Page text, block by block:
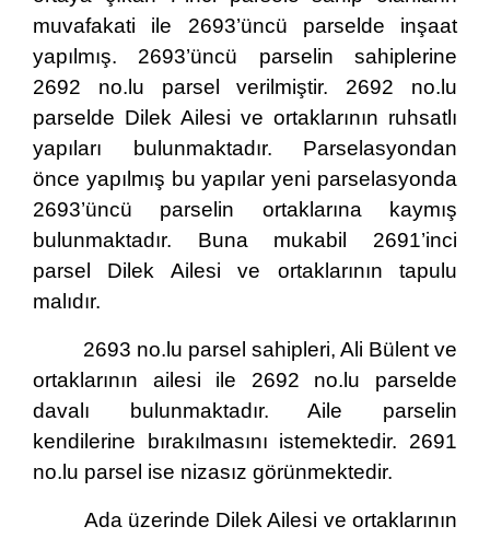
muvafakati ile 2693’üncü parselde inşaat
yapılmış. 2693’üncü parselin sahiplerine
2692 no.lu parsel verilmiştir. 2692 no.lu
parselde Dilek Ailesi ve ortaklarının ruhsatlı
yapıları bulunmaktadır. Parselasyondan
önce yapılmış bu yapılar yeni parselasyonda
2693’üncü parselin ortaklarına kaymış
bulunmaktadır. Buna mukabil 2691’inci
parsel Dilek Ailesi ve ortaklarının tapulu
malıdır.
2693 no.lu parsel sahipleri, Ali Bülent ve
ortaklarının ailesi ile 2692 no.lu parselde
davalı bulunmaktadır. Aile parselin
kendilerine bırakılmasını istemektedir. 2691
no.lu parsel ise nizasız görünmektedir.
Ada üzerinde Dilek Ailesi ve ortaklarının